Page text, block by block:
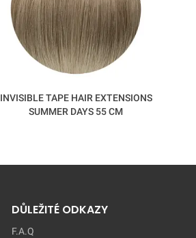
INVISIBLE TAPE HAIR EXTENSIONS
SUMMER DAYS 55 CM
DŮLEŽITÉ ODKAZY
F.A.Q